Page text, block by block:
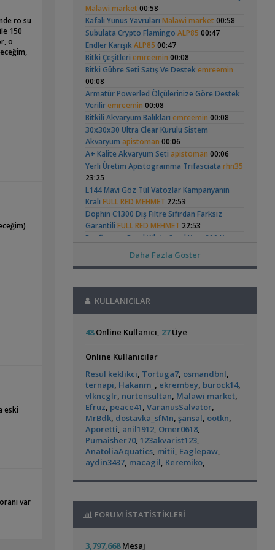
ro su
150
o
ro su
o
eski
var
Akvaryum Tanıtımı
Japon Balığım Yüzeyde Hava Almaya
ÇalışıyorBetta_King,18:01
Yeni Üye Forumu
Karides Akvaryumu: Karideslerim
Ölüyor ugurbaran,17:24
Yeni Üye Forumu
Beta Balığında İdeal Damızlık Yaşı Kaç
Aydır? Ygghjh,17:23
Yeni Üye Forumu
Filtre Önerisi SemihDinçer,17:17
Yeni Üye Forumu
Tek Co2 Tüpü Aynı Anda 2 Akvaryumda
Kullanılır Mı?GETS34,10:03
Işık CO2 ve Ekipmanlar
Klorlu Suya Girmiş Pipo Filtrehoppala,
02:22
Filtreleme Seçenekleri
Akvaryum Daki Beyaz İnce Solucanlar
Ahmet53
23:56
Aquasphere Tr Youtube Kanalı
IgorVladimir,23:11
Vahşi Beta Ve Labirentli Hobicileri,
Birleşin! Cyber_Scout
Süngerle 24 Saatte Sessiz Artemia
Malzemeler ve Yemler Forumu
Belisarius,20:14
Akvaryum Tanıtımı
Merhaba Bütçem Max 1200 Civarı Sessiz
Çift Çıkışlı
berat76 ,19:41
Akvaryum ve Tür Tavsiyesi
Balkondaki Pondum Çok Isınıyor.
Kefali,19:19
Bitki Akvaryumları Genel
AkvaryumumAhmet53,18:02
Red Mangrove (rhizophora Mangle)
bilentungul,14:43
Dwarf Puffer / Pea Puffer Türkiye’de
Yavruları
Betta Antuta
Ramshorn Hakkında
Her Şey
Elma Salyangozu
Güncel
Otocinclus
(2)
Siamensis Alg Eater (
Sae )
Panda Cory
(6)
Leonardit Zeminli
Akvaryum Kurulumu
Neon Tetra
Akvaryumum
Red Mangrove
(rhizophora Mangle)
Yeni Tetra
Birikintisi :)
Rummy Nose Tetra
Akvaryumu
Bitkili Canlı Doğuran
(36)
Malawi market 00:58
Kafalı Yunus Yavruları Malawi market 00:58
Subulata Crypto Flamingo ALP85 00:47
Endler Karışık ALP85 00:47
Bitki Çeşitleri emreemin 00:08
Bitki Gübre Seti Satış Ve Destek emreemin
00:08
Armatür Powerled Ölçülerinize Göre Destek
Verilir emreemin 00:08
Bitkili Akvaryum Balıkları emreemin 00:08
30x30x30 Ultra Clear Kurulu Sistem
Akvaryum apistoman 00:06
A+ Kalite Akvaryum Seti apistoman 00:06
Yerli Üretim Apistogramma Trifasciata rhn35
23:25
L144 Mavi Göz Tül Vatozlar Kampanyanın
Kralı FULL RED MEHMET 22:53
Dophin C1300 Dış Filtre Sıfırdan Farksız
Garantili FULL RED MEHMET 22:53
Reeflowers Pearl Whıte Sand Kum 200 Kg
FULL RED MEHMET
22:53
Amazon Hançeri Cryptocoryne Canlı Üreyen
Bitkiler
FULL RED MEHMET
Basit Tür Başlangıç BitkileriGOLDFISH
ozannn 21:51
Zateksuaritma Akvaryum Arıtma Sistemleri
Reef Seri zafer3885
21:40
Akvaryum Arıtma Sistemleri zafer3885 21:40
Şerit Test Çubuğudark blue 21:08
🐬˚˖𓍢✨໋ 🐋✧˚koleksiyonluk Bitkiler˚˖🐬˚✨໋ 🐋✧˚.
🐟hasancn 21:00
Cam Emiş Basış ,gübre Seti 7 Parça
21:00
High Tech Paketleri %40 İndimli Tek Paket
hasancn21:00
Staurogyne Repensgulec_4420:36
Satılık Geosesarma Dennerle Purple Vampir
YengeçArch.Hüseyin20:28
Daha Fazla Göster
KULLANICILAR
48Online Kullanıcı, 27Üye
Online Kullanıcılar
Resul keklikci, Tortuga7, osmandbnl,
ternapi, Hakanm_ , ekrembey, burock14,
vlkncglr, nurtensultan, Malawi market,
Efruz, peace41,VaranusSalvator,
MrBdk, dostavka_sfMn,şansal, ootkn,
Aporetti, anil1912, Omer0618,
Pumaisher70, 123akvarist123,
AnatoliaAquatics, mitii, Eaglepaw,
aydin3437, macagil, Keremiko,
FORUM İSTATİSTİKLERİ
3,797,668Mesaj